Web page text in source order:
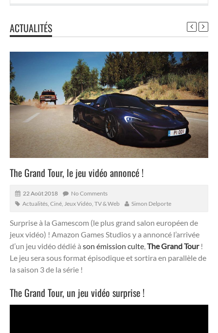
ACTUALITÉS
The Grand Tour, le jeu vidéo annoncé !
22 Août 2018
No Comments
Actualités Ciné, Jeux Vidéo, TV & Web Simon Delporte
Surprise à la Gamescom (le plus grand salon européen de
jeux vidéo) ! Amazon Games Studios y a annoncé l’arrivée
d’un jeu vidéo dédié à son émission culte,The Grand Tour!
Le jeu sera sous format épisodique et sortira en parallèle de
la saison 3 de la série !
The Grand Tour, un jeu vidéo surprise !